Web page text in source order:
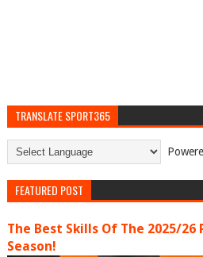
TRANSLATE SPORT365
FEATURED POST
The Best Skills Of The 2025/26
Season!